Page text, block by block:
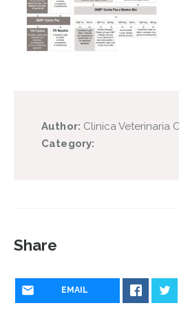
Author: Clinica Veterinaria
Category:
Share
EMAIL